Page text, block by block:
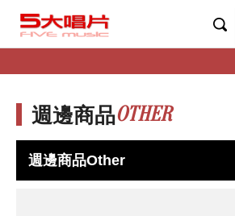
週邊商品OTHER
週邊商品Other